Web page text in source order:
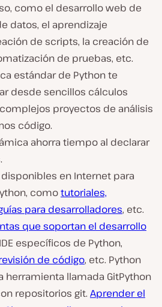
como el desarrollo web de
datos, el aprendizaje
de scripts, la creación de
de pruebas, etc.
estándar de Python te
desde sencillos cálculos
proyectos de análisis
código.
ahorra tiempo al declarar
en Internet para
comotutoriales,
para desarrolladores, etc.
que soportan el desarrollo
específicos de Python,
de código, etc. Python
herramienta llamada GitPython
repositorios git. Aprender el